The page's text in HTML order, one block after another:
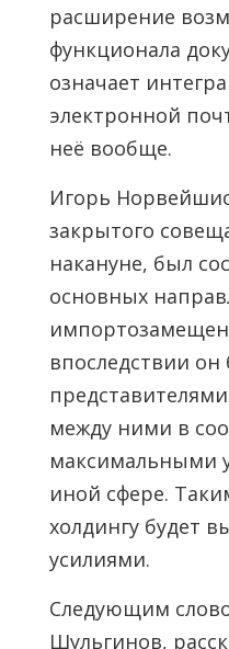
расширение
функционала
означает
электронной
неё вообще.
Игорь
закрытого
накануне, был
основных
впоследствии он
между ними в
максимальными
иной сфере.
холдингу будет
усилиями.
Следующим
Шульгинов,